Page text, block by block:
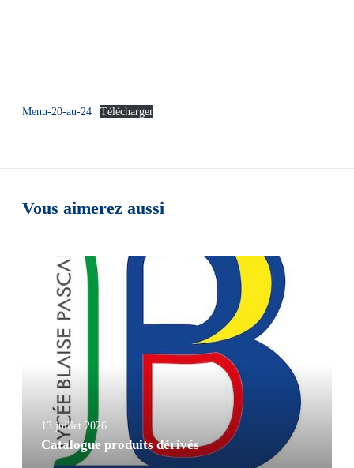
Menu-20-au-24 Télécharger
Vous aimerez aussi
13 juillet 2026
Catalogue produits dérivés